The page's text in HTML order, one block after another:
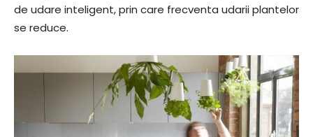
de udare inteligent, prin care frecventa udarii plantelor
se reduce.